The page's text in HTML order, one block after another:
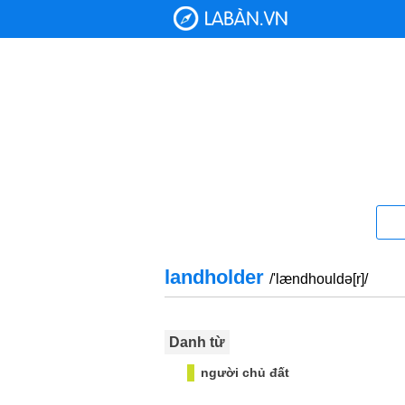
landholder /'lændhouldə[r]/
Danh từ
người chủ đất